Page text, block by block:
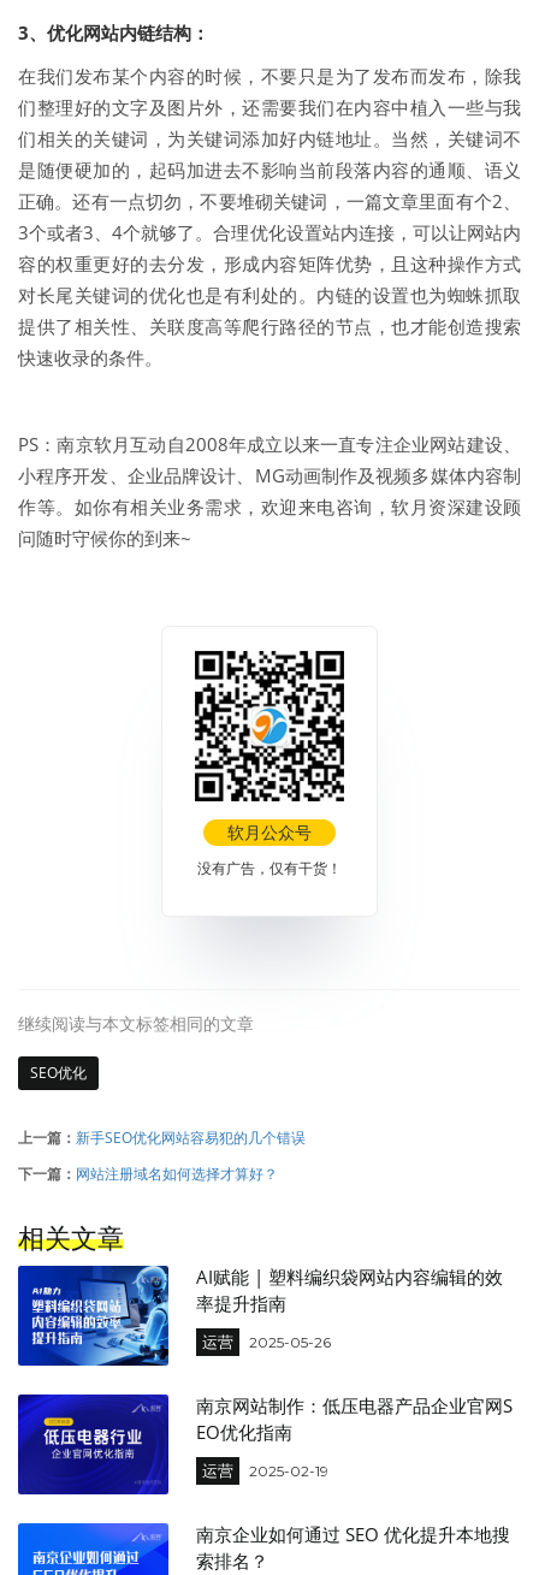
3、优化网站内链结构：
在我们发布某个内容的时候，不要只是为了发布而发布，除我
们整理好的文字及图片外，还需要我们在内容中植入一些与我
们相关的关键词，为关键词添加好内链地址。当然，关键词不
是随便硬加的，起码加进去不影响当前段落内容的通顺、语义
正确。还有一点切勿，不要堆砌关键词，一篇文章里面有个2、
3个或者3、4个就够了。合理优化设置站内连接，可以让网站内
容的权重更好的去分发，形成内容矩阵优势，且这种操作方式
对长尾关键词的优化也是有利处的。内链的设置也为蜘蛛抓取
提供了相关性、关联度高等爬行路径的节点，也才能创造搜索
快速收录的条件。
PS：南京软月互动自2008年成立以来一直专注企业网站建设、
小程序开发、企业品牌设计、MG动画制作及视频多媒体内容制
作等。如你有相关业务需求，欢迎来电咨询，软月资深建设顾
问随时守候你的到来~
软月公众号
没有广告，仅有干货！
继续阅读与本文标签相同的文章
SEO优化
上一篇： 新手SEO优化网站容易犯的几个错误
下一篇： 网站注册域名如何选择才算好？
相关文章
AI赋能 | 塑料编织袋网站内容编辑的效
率提升指南
运营 2025-05-26
南京网站制作：低压电器产品企业官网S
EO优化指南
运营 2025-02-19
南京企业如何通过 SEO 优化提升本地搜
索排名？